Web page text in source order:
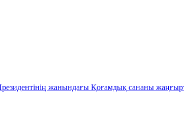
жанындағы Қоғамдық сананы